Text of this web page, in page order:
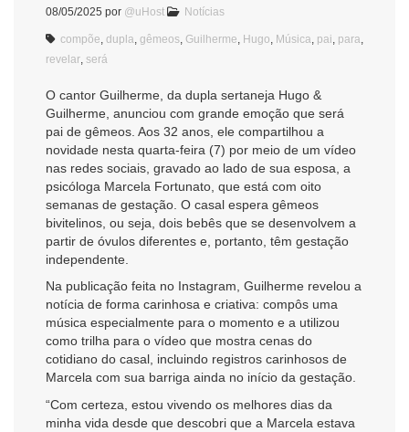
08/05/2025 por @uHost Notícias
compõe dupla gêmeos Guilherme Hugo Música pai para
revelar será
O cantor Guilherme, da dupla sertaneja Hugo &
Guilherme, anunciou com grande emoção que será
pai de gêmeos. Aos 32 anos, ele compartilhou a
novidade nesta quarta-feira (7) por meio de um vídeo
nas redes sociais, gravado ao lado de sua esposa, a
psicóloga Marcela Fortunato, que está com oito
semanas de gestação. O casal espera gêmeos
bivitelinos, ou seja, dois bebês que se desenvolvem a
partir de óvulos diferentes e, portanto, têm gestação
independente.
Na publicação feita no Instagram, Guilherme revelou a
notícia de forma carinhosa e criativa: compôs uma
música especialmente para o momento e a utilizou
como trilha para o vídeo que mostra cenas do
cotidiano do casal, incluindo registros carinhosos de
Marcela com sua barriga ainda no início da gestação.
“Com certeza, estou vivendo os melhores dias da
minha vida desde que descobri que a Marcela estava